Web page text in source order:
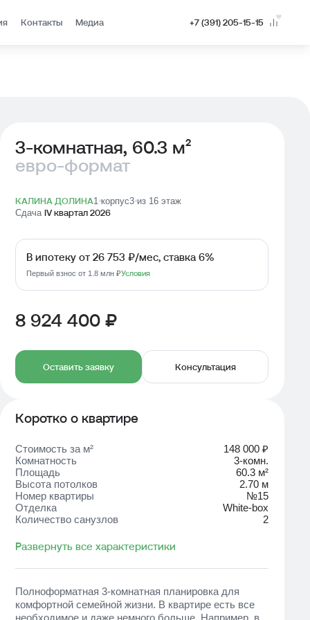
Контакты Медиа +7 (391) 205-15-15
Оставить заявку Консультация
3-комнатная, 60.3 м²
евро-формат
КАЛИНА ДОЛИНА1 корпус3 из 16 этаж
СдачаIV квартал 2026
В ипотеку от 26 753 ₽/мес, ставка 6%
Первый взнос от 1.8 млн ₽Условия
8 924 400 ₽
Оставить заявку Консультация
Коротко о квартире
Стоимость за м²
148 000 ₽
Комнатность
3-комн.
Площадь
60.3 м²
Высота потолков
2.70 м
Номер квартиры
№15
Отделка
White-box
Количество санузлов
2
Развернуть все характеристики
Полноформатная 3-комнатная планировка для
комфортной семейной жизни. В квартире есть все
необходимое и даже немного больше. Например, в